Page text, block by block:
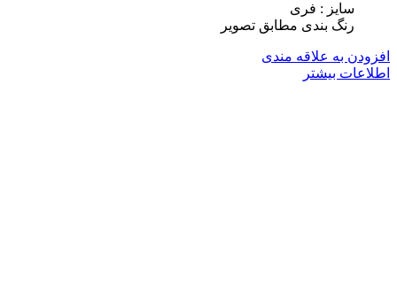
سایز : فری
رنگ بندی مطابق تصویر
افزودن به علاقه مندی
اطلاعات بیشتر